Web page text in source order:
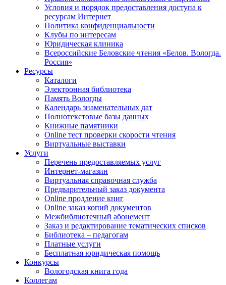
Условия и порядок предоставления доступа к
ресурсам Интернет
Политика конфиденциальности
Клубы по интересам
Юридическая клиника
Всероссийские Беловские чтения «Белов. Вологда.
Россия»
Ресурсы
Каталоги
Электронная библиотека
Память Вологды
Календарь знаменательных дат
Полнотекстовые базы данных
Книжные памятники
Online тест проверки скорости чтения
Виртуальные выставки
Услуги
Перечень предоставляемых услуг
Интернет-магазин
Виртуальная справочная служба
Предварительный заказ документа
Online продление книг
Online заказ копий документов
Межбиблиотечный абонемент
Заказ и редактирование тематических списков
Библиотека – педагогам
Платные услуги
Бесплатная юридическая помощь
Конкурсы
Вологодская книга года
Коллегам